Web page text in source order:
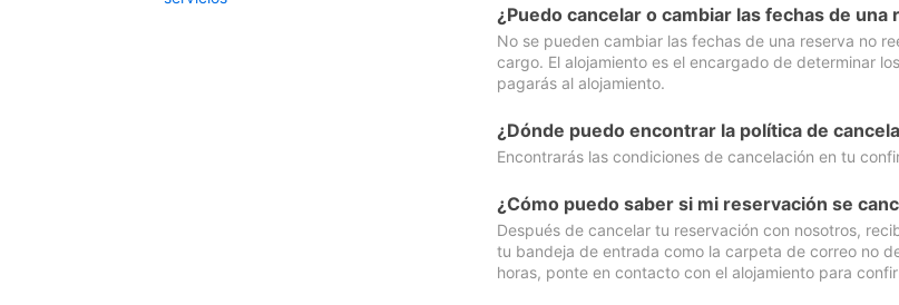
¿Puedo cancelar o cambiar las fechas de
No se pueden cambiar las fechas de una reserva no
cargo. El alojamiento es el encargado de determinar
pagarás al alojamiento.
¿Dónde puedo encontrar la política de
Encontrarás las condiciones de cancelación en tu
¿Cómo puedo saber si mi reservación se
Después de cancelar tu reservación con nosotros,
tu bandeja de entrada como la carpeta de correo no
horas, ponte en contacto con el alojamiento para